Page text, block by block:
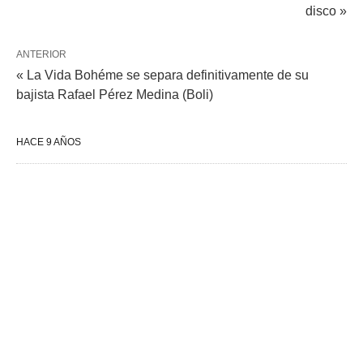
disco »
ANTERIOR
« La Vida Bohéme se separa definitivamente de su
bajista Rafael Pérez Medina (Boli)
HACE 9 AÑOS